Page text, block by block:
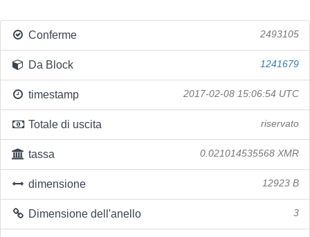
Conferme 2493105
Da Block 1241679
timestamp 2017-02-08 15:06:54 UTC
Totale di uscita riservato
tassa 0.021014535568 XMR
dimensione 12923 B
Dimensione dell'anello 3